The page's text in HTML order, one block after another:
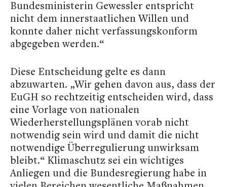
Bundesministerin Gewessler entspricht
nicht dem innerstaatlichen Willen und
konnte daher nicht verfassungskonform
abgegeben werden.“
Diese Entscheidung gelte es dann
abzuwarten. „Wir gehen davon aus, dass der
EuGH so rechtzeitig entscheiden wird, dass
eine Vorlage von nationalen
Wiederherstellungsplänen vorab nicht
notwendig sein wird und damit die nicht
notwendige Überregulierung unwirksam
bleibt.“ Klimaschutz sei ein wichtiges
Anliegen und die Bundesregierung habe in